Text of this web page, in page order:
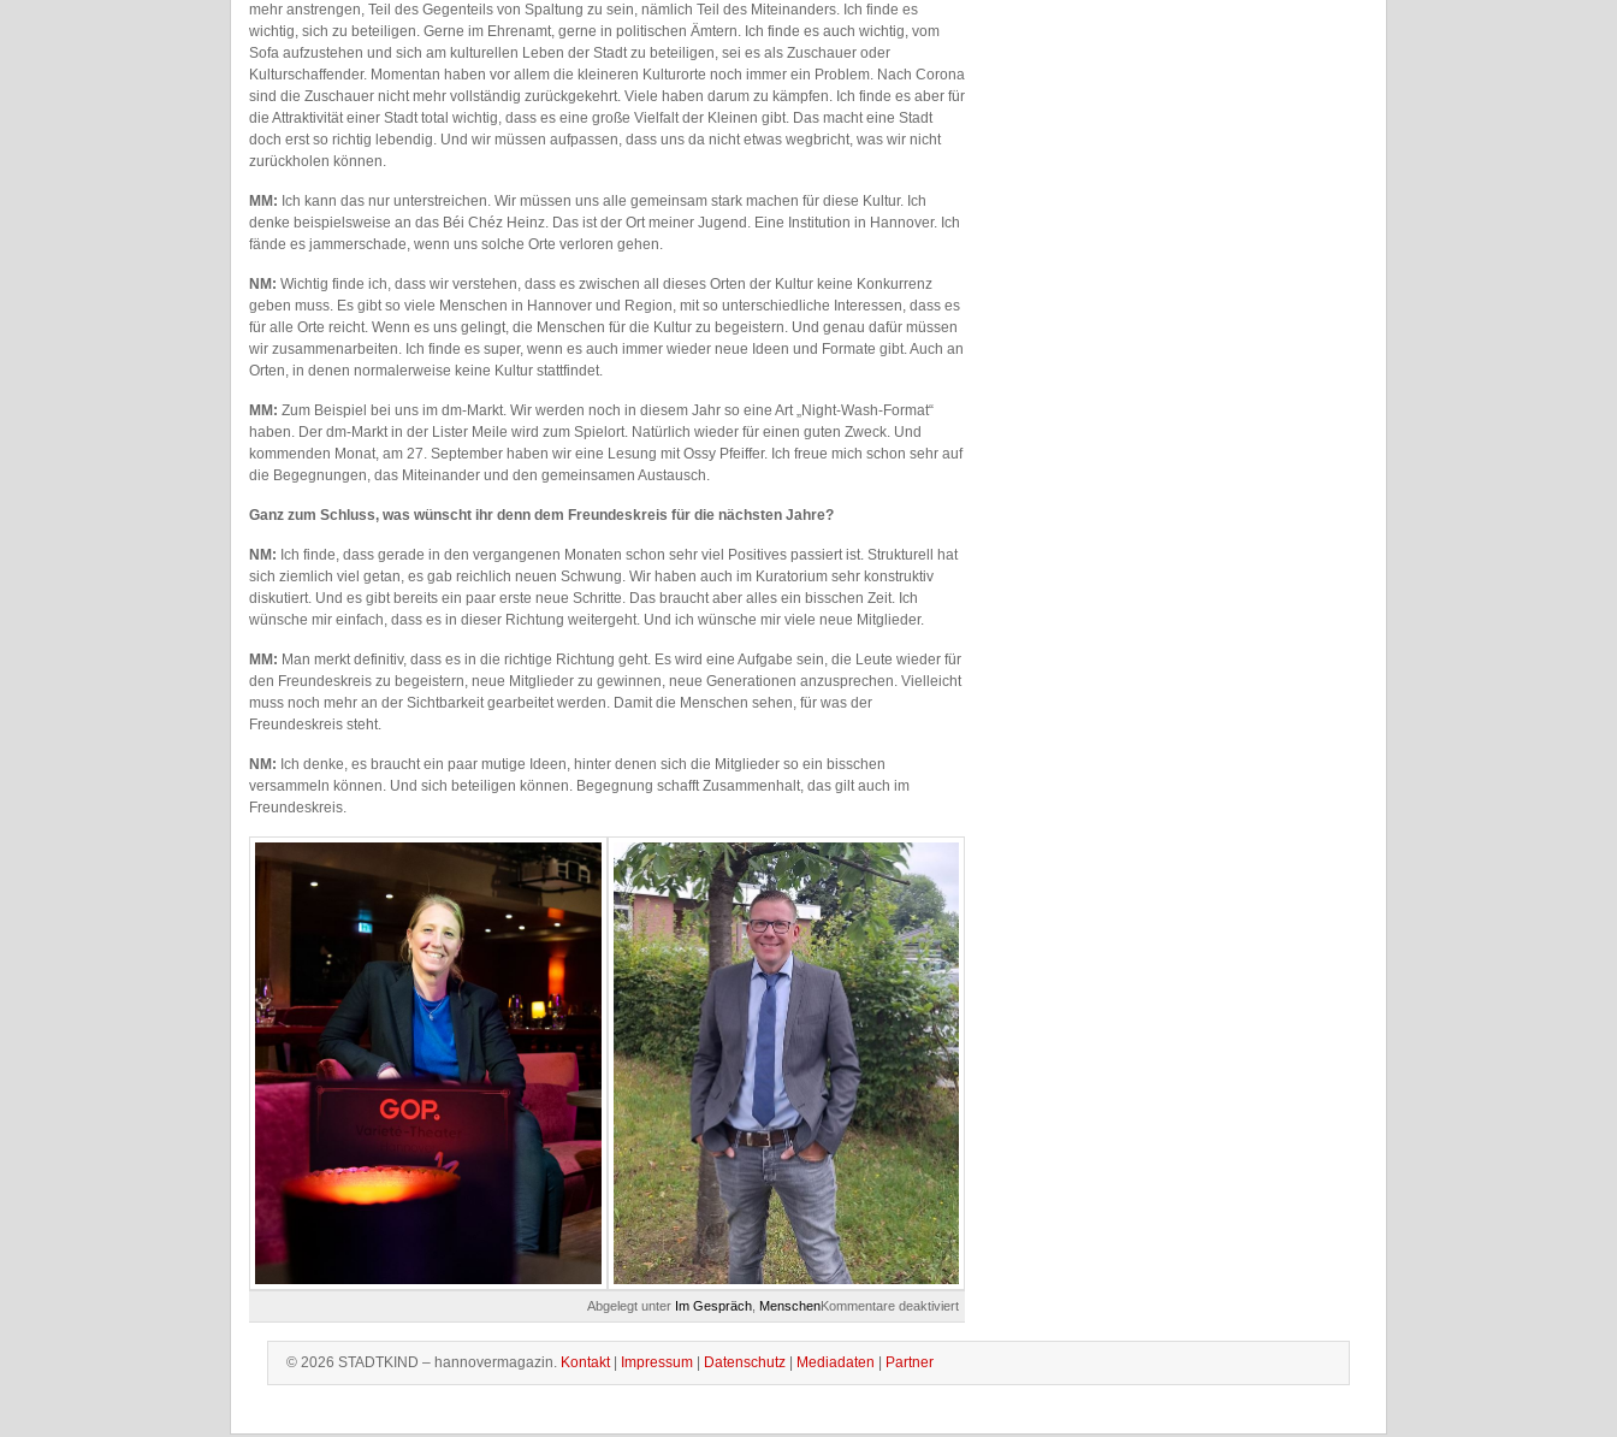
mehr anstrengen, Teil des Gegenteils von Spaltung zu sein, nämlich Teil des Miteinanders. Ich finde es
wichtig, sich zu beteiligen. Gerne im Ehrenamt, gerne in politischen Ämtern. Ich finde es auch wichtig, vom
Sofa aufzustehen und sich am kulturellen Leben der Stadt zu beteiligen, sei es als Zuschauer oder
Kulturschaffender. Momentan haben vor allem die kleineren Kulturorte noch immer ein Problem. Nach Corona
sind die Zuschauer nicht mehr vollständig zurückgekehrt. Viele haben darum zu kämpfen. Ich finde es aber für
die Attraktivität einer Stadt total wichtig, dass es eine große Vielfalt der Kleinen gibt. Das macht eine Stadt
doch erst so richtig lebendig. Und wir müssen aufpassen, dass uns da nicht etwas wegbricht, was wir nicht
zurückholen können.
MM: Ich kann das nur unterstreichen. Wir müssen uns alle gemeinsam stark machen für diese Kultur. Ich
denke beispielsweise an das Béi Chéz Heinz. Das ist der Ort meiner Jugend. Eine Institution in Hannover. Ich
fände es jammerschade, wenn uns solche Orte verloren gehen.
NM: Wichtig finde ich, dass wir verstehen, dass es zwischen all dieses Orten der Kultur keine Konkurrenz
geben muss. Es gibt so viele Menschen in Hannover und Region, mit so unterschiedliche Interessen, dass es
für alle Orte reicht. Wenn es uns gelingt, die Menschen für die Kultur zu begeistern. Und genau dafür müssen
wir zusammenarbeiten. Ich finde es super, wenn es auch immer wieder neue Ideen und Formate gibt. Auch an
Orten, in denen normalerweise keine Kultur stattfindet.
MM: Zum Beispiel bei uns im dm-Markt. Wir werden noch in diesem Jahr so eine Art „Night-Wash-Format“
haben. Der dm-Markt in der Lister Meile wird zum Spielort. Natürlich wieder für einen guten Zweck. Und
kommenden Monat, am 27. September haben wir eine Lesung mit Ossy Pfeiffer. Ich freue mich schon sehr auf
die Begegnungen, das Miteinander und den gemeinsamen Austausch.
Ganz zum Schluss, was wünscht ihr denn dem Freundeskreis für die nächsten Jahre?
NM: Ich finde, dass gerade in den vergangenen Monaten schon sehr viel Positives passiert ist. Strukturell hat
sich ziemlich viel getan, es gab reichlich neuen Schwung. Wir haben auch im Kuratorium sehr konstruktiv
diskutiert. Und es gibt bereits ein paar erste neue Schritte. Das braucht aber alles ein bisschen Zeit. Ich
wünsche mir einfach, dass es in dieser Richtung weitergeht. Und ich wünsche mir viele neue Mitglieder.
MM: Man merkt definitiv, dass es in die richtige Richtung geht. Es wird eine Aufgabe sein, die Leute wieder für
den Freundeskreis zu begeistern, neue Mitglieder zu gewinnen, neue Generationen anzusprechen. Vielleicht
muss noch mehr an der Sichtbarkeit gearbeitet werden. Damit die Menschen sehen, für was der
Freundeskreis steht.
NM: Ich denke, es braucht ein paar mutige Ideen, hinter denen sich die Mitglieder so ein bisschen
versammeln können. Und sich beteiligen können. Begegnung schafft Zusammenhalt, das gilt auch im
Freundeskreis.
Abgelegt unter Im Gespräch MenschenKommentare deaktiviertfür
Der
Freundeskreis
Matzat
© 2026 STADTKIND – hannovermagazin. Kontakt| Impressum | Datenschutz | Mediadaten | Partner